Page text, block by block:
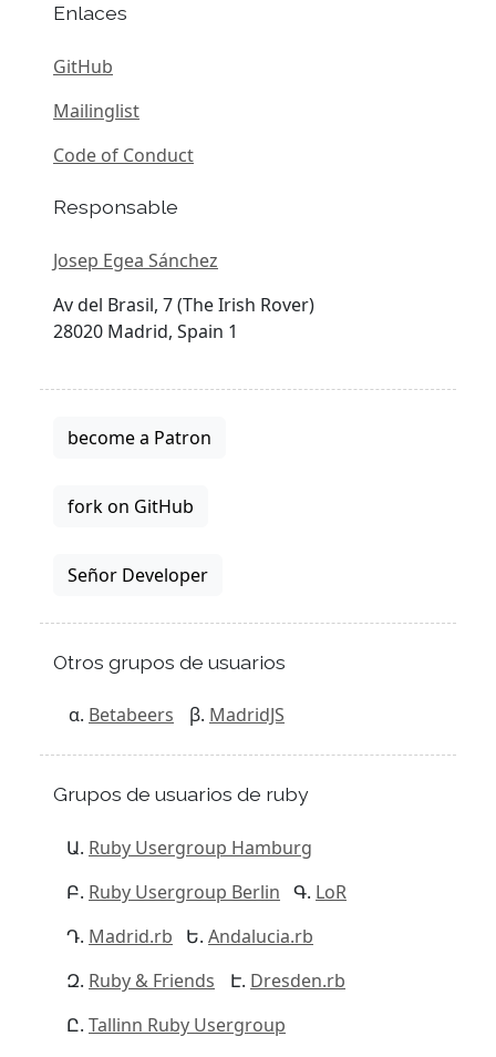
Enlaces
GitHub
Mailinglist
Code of Conduct
Responsable
Josep Egea Sánchez
Av del Brasil, 7 (The Irish Rover)
28020 Madrid, Spain 1
become a Patron
fork on GitHub
Señor Developer
Otros grupos de usuarios
Betabeers MadridJS
Grupos de usuarios de ruby
Ruby Usergroup Hamburg
Ruby Usergroup Berlin
LoR
Madrid.rb
Andalucia.rb
Ruby & Friends
Dresden.rb
Tallinn Ruby Usergroup